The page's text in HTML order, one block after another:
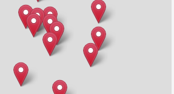
зона
Київська, 2Л